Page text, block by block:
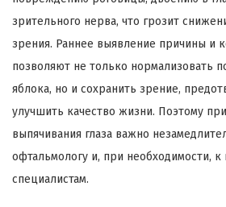
зрительного нерва, что грозит
зрения. Раннее выявление причины и
позволяют не только нормализовать
яблока, но и сохранить зрение,
улучшить качество жизни. Поэтому
выпячивания глаза важно
офтальмологу и, при необходимости,
специалистам.